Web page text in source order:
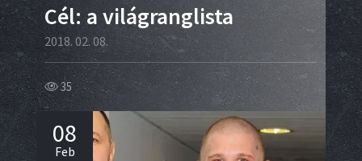
Cél: a világranglista
2018. 02. 08.
35
08
Feb
az
40